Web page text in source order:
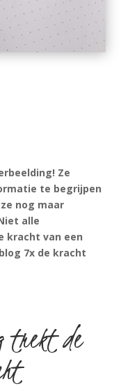
Ze
te begrijpen
nog maar
alle
kracht van een
7x de kracht
trekt de